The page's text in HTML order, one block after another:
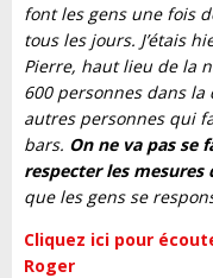
font les gens une fois
tous les jours. J’étais
Pierre, haut lieu de la
600 personnes dans
autres personnes qui
bars. On ne va pas se
respecter les mesures
que les gens se
Cliquez ici pour
Roger